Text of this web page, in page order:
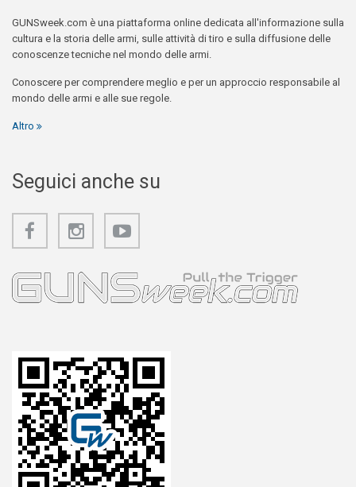
GUNSweek.com è una piattaforma online dedicata all'informazione sulla
cultura e la storia delle armi, sulle attività di tiro e sulla diffusione delle
conoscenze tecniche nel mondo delle armi.
Conoscere per comprendere meglio e per un approccio responsabile al
mondo delle armi e alle sue regole.
Altro
Seguici anche su